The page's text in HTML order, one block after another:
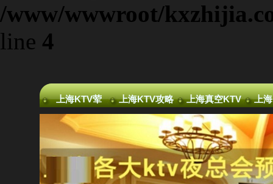
/www/wwwroot/
line 4
上海KTV荤 上海KTV攻略 上海真空KTV 上